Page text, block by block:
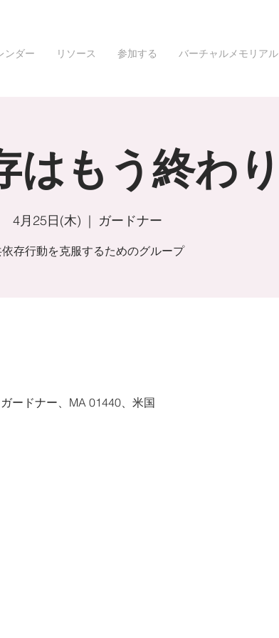
ンダー リソース 参加する バーチャルメモリアル
はもう終わり
4月25日(木)
  |
ガードナー
存行動を克服するためのグループ
ードナー、MA 01440、米国